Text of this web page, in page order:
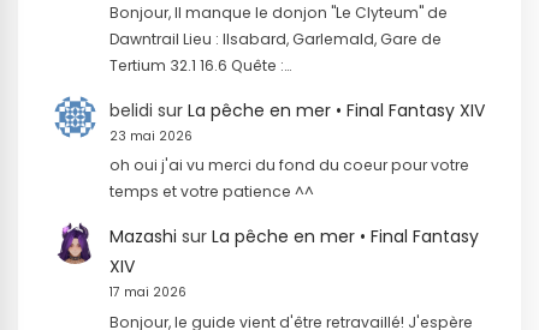
Bonjour, Il manque le donjon "Le Clyteum" de
Dawntrail Lieu : Ilsabard, Garlemald, Gare de
Tertium 32.1 16.6 Quête :…
belidi sur La pêche en mer • Final Fantasy XIV
23 mai 2026
oh oui j'ai vu merci du fond du coeur pour votre
temps et votre patience ^^
Mazashi sur La pêche en mer • Final Fantasy
XIV
17 mai 2026
Bonjour, le guide vient d'être retravaillé! J'espère